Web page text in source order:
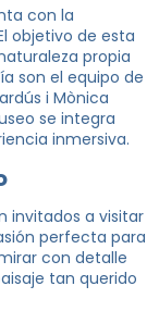
con la
objetivo de esta
propia
son el equipo de
i Mònica
se integra
inmersiva.
invitados a visitar
perfecta para
con detalle
tan querido